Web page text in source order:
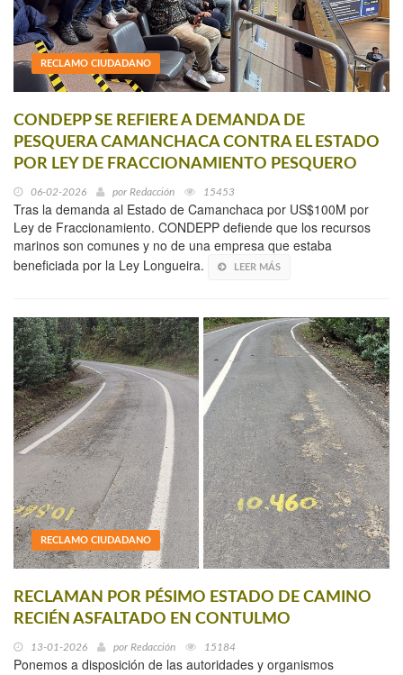
RECLAMO CIUDADANO
CONDEPP SE REFIERE A DEMANDA DE
PESQUERA CAMANCHACA CONTRA EL ESTADO
POR LEY DE FRACCIONAMIENTO PESQUERO
06-02-2026 por Redacción 15453
Tras la demanda al Estado de Camanchaca por US$100M por
Ley de Fraccionamiento. CONDEPP defiende que los recursos
marinos son comunes y no de una empresa que estaba
beneficiada por la Ley Longueira.
LEER MÁS
RECLAMO CIUDADANO
RECLAMAN POR PÉSIMO ESTADO DE CAMINO
RECIÉN ASFALTADO EN CONTULMO
13-01-2026 por Redacción 15184
Ponemos a disposición de las autoridades y organismos